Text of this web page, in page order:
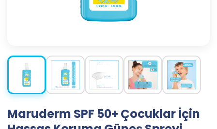
Maruderm SPF 50+ Çocuklar İçin